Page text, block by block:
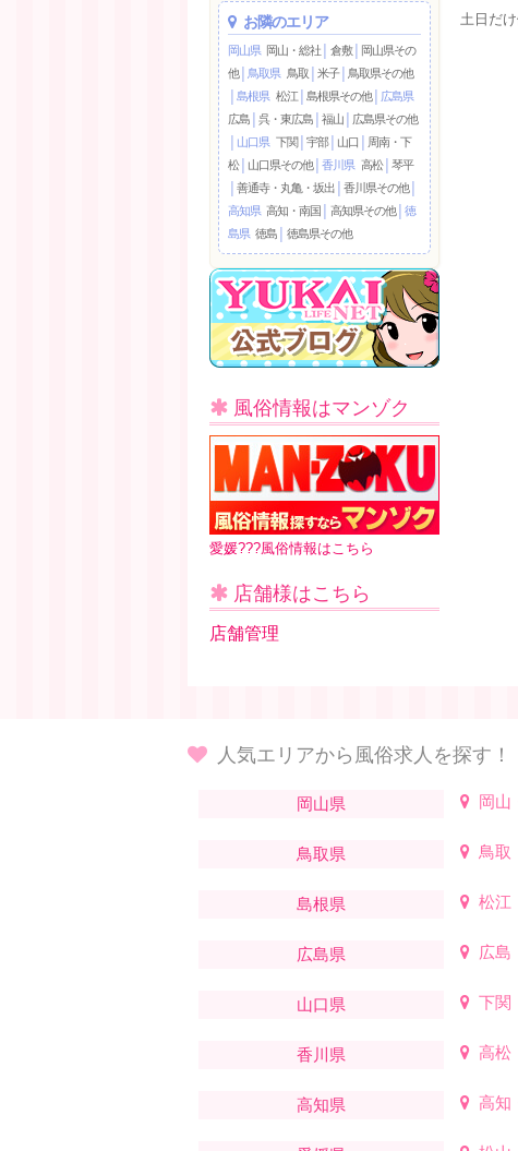
お隣のエリア
岡山県 岡山・総社 倉敷│
岡山県その
他
鳥取県 鳥取 米子│
鳥取県その他
島根県 松江 島根県その他│
広島県
広島
呉・東広島 福山
広島県その他
山口県 下関 宇部│ 山口
周南・下
松
山口県その他 香川県 高松│ 琴平
善通寺・丸亀・坂出 香川県その他
高知県 高知・南国 高知県その他│ 徳
島県 徳島 徳島県その他
風俗情報はマンゾク
愛媛???風俗情報はこちら
店舗様はこちら
店舗管理
土日だ
人気エリアから風俗求人を探す！
岡山県 岡山
鳥取県 鳥取
島根県 松江
広島県 広島
山口県 下関
香川県 高松
高知県 高知